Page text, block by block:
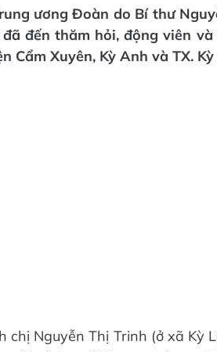
ương Đoàn do Bí thư
đến thăm hỏi, động viên
Cẩm Xuyên, Kỳ Anh và TX.
Nguyễn Thị Trinh (ở xã Kỳ